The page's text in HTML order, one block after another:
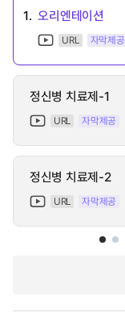
1. 오리엔테이션
URL 자막제공
정신병 치료제-1
URL 자막제공
정신병 치료제-2
URL 자막제공